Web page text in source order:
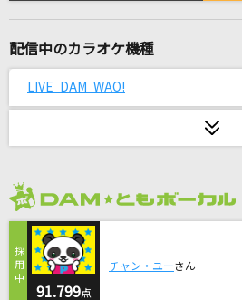
[生音]ボーイフレンド
めんたいコズミック (feat.
ザ・ベイスターズ
チャンスは平等
配信中のカラオケ機種
LIVE DAM WAO!
91.799点
チャン・ユーさん